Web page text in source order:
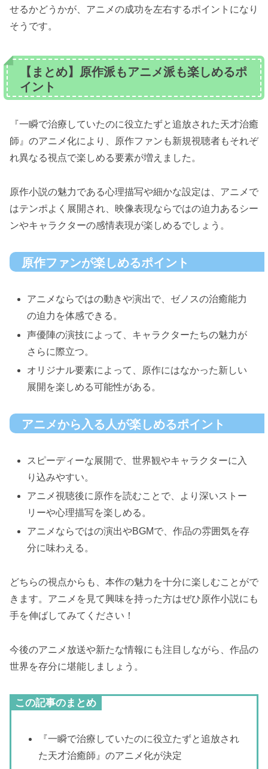
せるかどうかが、アニメの成功を左右するポイントになり
そうです。
【まとめ】原作派もアニメ派も楽しめるポ
イント
『一瞬で治療していたのに役立たずと追放された天才治癒
師』のアニメ化により、原作ファンも新規視聴者もそれぞ
れ異なる視点で楽しめる要素が増えました。
原作小説の魅力である心理描写や細かな設定は、アニメで
はテンポよく展開され、映像表現ならではの迫力あるシー
ンやキャラクターの感情表現が楽しめるでしょう。
原作ファンが楽しめるポイント
アニメならではの動きや演出で、ゼノスの治癒能力
の迫力を体感できる。
声優陣の演技によって、キャラクターたちの魅力が
さらに際立つ。
オリジナル要素によって、原作にはなかった新しい
展開を楽しめる可能性がある。
アニメから入る人が楽しめるポイント
スピーディーな展開で、世界観やキャラクターに入
り込みやすい。
アニメ視聴後に原作を読むことで、より深いストー
リーや心理描写を楽しめる。
アニメならではの演出やBGMで、作品の雰囲気を存
分に味わえる。
どちらの視点からも、本作の魅力を十分に楽しむことがで
きます。アニメを見て興味を持った方はぜひ原作小説にも
手を伸ばしてみてください！
今後のアニメ放送や新たな情報にも注目しながら、作品の
世界を存分に堪能しましょう。
この記事のまとめ
『一瞬で治療していたのに役立たずと追放され
た天才治癒師』のアニメ化が決定